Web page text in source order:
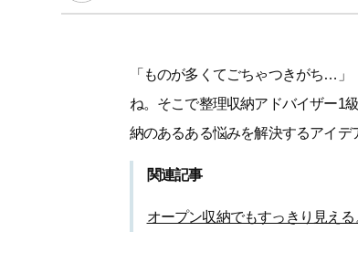
「ものが多くてごちゃつきがち…
ね。そこで整理収納アドバイザー1
納のあるある悩みを解決するアイデ
関連記事
オープン収納でもすっきり見え